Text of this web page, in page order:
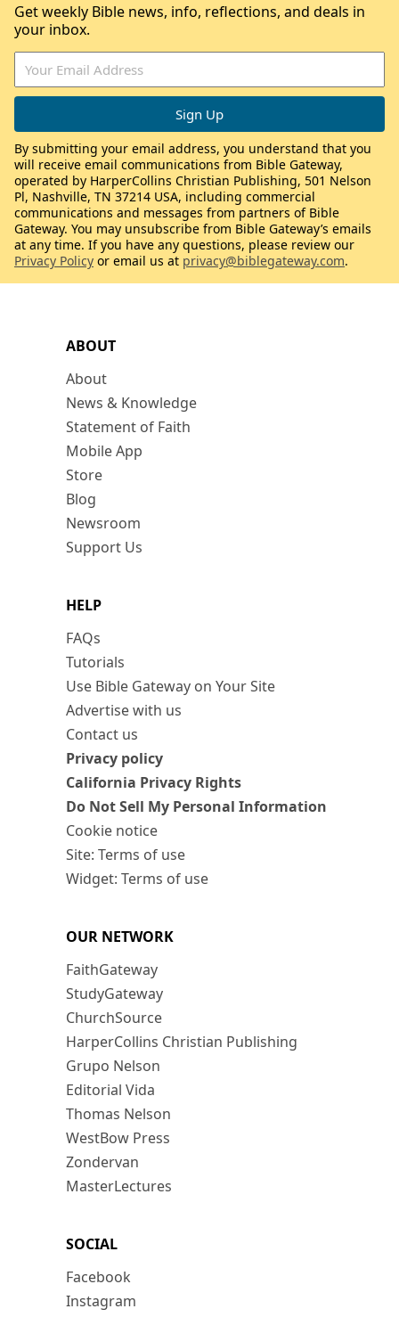
ABOUT
About
News & Knowledge
Statement of Faith
Mobile App
Store
Blog
Newsroom
Support Us
HELP
FAQs
Tutorials
Use Bible Gateway on Your Site
Advertise with us
Contact us
Privacy policy
California Privacy Rights
Do Not Sell My Personal Information
Cookie notice
Site: Terms of use
Widget: Terms of use
OUR NETWORK
FaithGateway
StudyGateway
ChurchSource
HarperCollins Christian Publishing
Grupo Nelson
Editorial Vida
Thomas Nelson
WestBow Press
Zondervan
MasterLectures
SOCIAL
Facebook
Instagram
Get weekly Bible news, info, reflections, and deals in
your inbox.
By submitting your email address, you understand that you
will receive email communications from Bible Gateway,
operated by HarperCollins Christian Publishing, 501 Nelson
Pl, Nashville, TN 37214 USA, including commercial
communications and messages from partners of Bible
Gateway. You may unsubscribe from Bible Gateway’s emails
at any time. If you have any questions, please review our
Privacy Policy or email us at privacy@biblegateway.com.